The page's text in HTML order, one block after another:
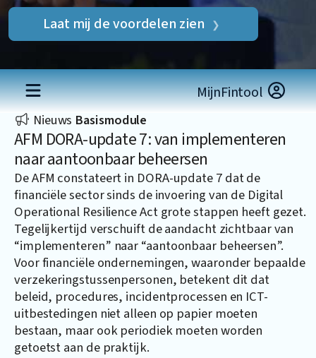
Laat mij de voordelen zien
MijnFintool
Nieuws Basismodule
AFM DORA-update 7: van implementeren
naar aantoonbaar beheersen
De AFM constateert in DORA-update 7 dat de
financiële sector sinds de invoering van de Digital
Operational Resilience Act grote stappen heeft gezet.
Tegelijkertijd verschuift de aandacht zichtbaar van
“implementeren” naar “aantoonbaar beheersen”.
Voor financiële ondernemingen, waaronder bepaalde
verzekeringstussenpersonen, betekent dit dat
beleid, procedures, incidentprocessen en ICT-
uitbestedingen niet alleen op papier moeten
bestaan, maar ook periodiek moeten worden
getoetst aan de praktijk.